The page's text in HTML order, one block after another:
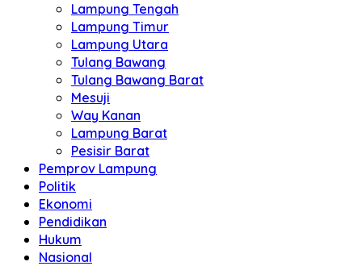
Lampung Tengah
Lampung Timur
Lampung Utara
Tulang Bawang
Tulang Bawang Barat
Mesuji
Way Kanan
Lampung Barat
Pesisir Barat
Pemprov Lampung
Politik
Ekonomi
Pendidikan
Hukum
Nasional